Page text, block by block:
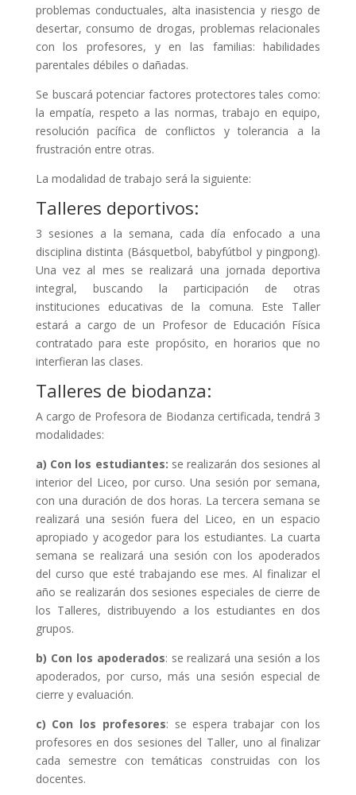
problemas conductuales, alta inasistencia y riesgo de
desertar, consumo de drogas, problemas relacionales
con los profesores, y en las familias: habilidades
parentales débiles o dañadas.
Se buscará potenciar factores protectores tales como:
la empatía, respeto a las normas, trabajo en equipo,
resolución pacífica de conflictos y tolerancia a la
frustración entre otras.
La modalidad de trabajo será la siguiente:
Talleres deportivos:
3 sesiones a la semana, cada día enfocado a una
disciplina distinta (Básquetbol, babyfútbol y pingpong).
Una vez al mes se realizará una jornada deportiva
integral, buscando la participación de otras
instituciones educativas de la comuna. Este Taller
estará a cargo de un Profesor de Educación Física
contratado para este propósito, en horarios que no
interfieran las clases.
Talleres de biodanza:
A cargo de Profesora de Biodanza certificada, tendrá 3
modalidades:
a) Con los estudiantes: se realizarán dos sesiones al
interior del Liceo, por curso. Una sesión por semana,
con una duración de dos horas. La tercera semana se
realizará una sesión fuera del Liceo, en un espacio
apropiado y acogedor para los estudiantes. La cuarta
semana se realizará una sesión con los apoderados
del curso que esté trabajando ese mes. Al finalizar el
año se realizarán dos sesiones especiales de cierre de
los Talleres, distribuyendo a los estudiantes en dos
grupos.
b) Con los apoderados: se realizará una sesión a los
apoderados, por curso, más una sesión especial de
cierre y evaluación.
c) Con los profesores: se espera trabajar con los
profesores en dos sesiones del Taller, uno al finalizar
cada semestre con temáticas construidas con los
docentes.